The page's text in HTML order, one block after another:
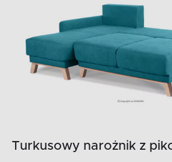
Turkusowy narożnik z